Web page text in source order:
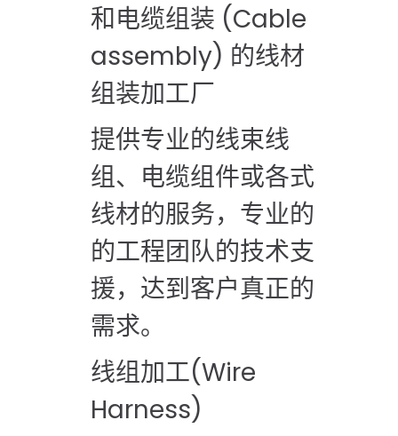
和电缆组装 (Cable
assembly) 的线材
组装加工厂
提供专业的线束线
组、电缆组件或各式
线材的服务，专业的
的工程团队的技术支
援，达到客户真正的
需求。
线组加工(Wire
Harness)